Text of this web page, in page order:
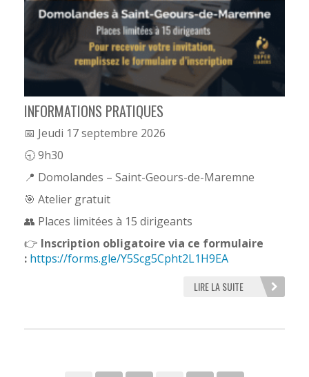
INFORMATIONS PRATIQUES
📅 Jeudi 17 septembre 2026
🕤 9h30
📍 Domolandes – Saint-Geours-de-Maremne
🎯 Atelier gratuit
👥 Places limitées à 15 dirigeants
👉 Inscription obligatoire via ce formulaire
: https://forms.gle/Y5Scg5Cpht2L1H9EA
LIRE LA SUITE